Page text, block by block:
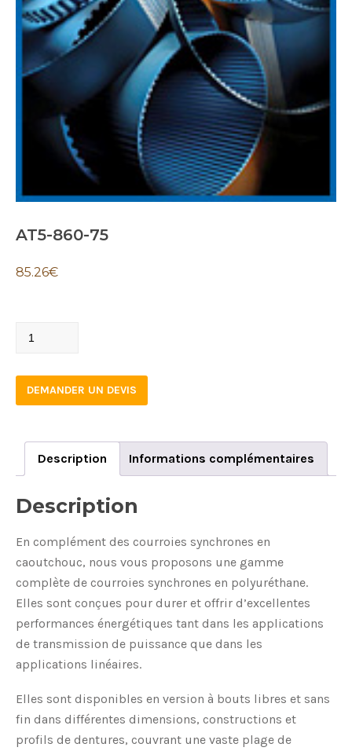
AT5-860-75
85.26€
AT5-
75
quantity
DEMANDER UN DEVIS
Description Informations complémentaires
Description
En complément des courroies synchrones en
caoutchouc, nous vous proposons une gamme
complète de courroies synchrones en polyuréthane.
Elles sont conçues pour durer et offrir d’excellentes
performances énergétiques tant dans les applications
de transmission de puissance que dans les
applications linéaires.
Elles sont disponibles en version à bouts libres et sans
fin dans différentes dimensions, constructions et
profils de dentures, couvrant une vaste plage de